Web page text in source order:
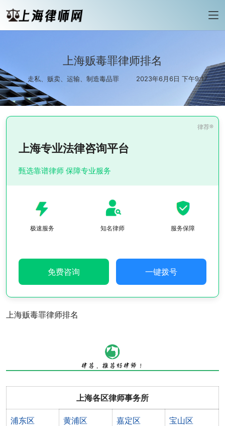
上海贩毒罪律师排名
走私、贩卖、运输、制造毒品罪 2023年6月6日 下午9:17
上海专业法律咨询平台
甄选靠谱律师 保障专业服务
极速服务 知名律师 服务保障
免费咨询 一键拨号
上海贩毒罪律师排名
上海各区律师事务所
浦东区 黄浦区 嘉定区 宝山区